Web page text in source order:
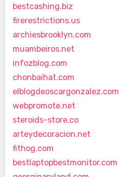
bestcashing.biz
firerestrictions.us
archiesbrooklyn.com
muambeiros.net
infozblog.com
chonbaihat.com
elblogdeoscargonzalez.com
webpromote.net
steroids-store.co
arteydecoracion.net
fithog.com
bestlaptopbestmonitor.com